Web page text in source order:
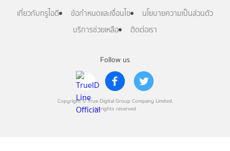
Follow us
Copyright © True Digital Group Company Limited.
All rights reserved
เกี่ยวกับทรูไอดี ข้อกำหนดและเงื่อนไข
นโยบายความเป็นส่วนตัว
บริการช่วยเหลือ
ติดต่อเรา